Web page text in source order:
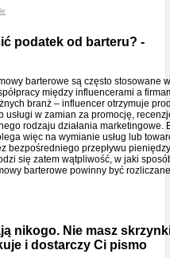
podatek od barteru? -
barterowe są często stosowane
między influencerami a
branż – influencer otrzymuje
usługi w zamian za promocję,
rodzaju działania marketingowe.
więc na wymianie usług lub
bezpośredniego przepływu
się zatem wątpliwość, w jaki
barterowe powinny być
nikogo. Nie masz
i dostarczy Ci pismo